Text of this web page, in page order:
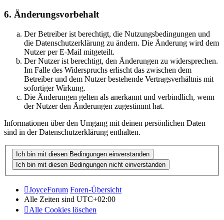
6. Änderungsvorbehalt
Der Betreiber ist berechtigt, die Nutzungsbedingungen und
die Datenschutzerklärung zu ändern. Die Änderung wird dem
Nutzer per E-Mail mitgeteilt.
Der Nutzer ist berechtigt, den Änderungen zu widersprechen.
Im Falle des Widerspruchs erlischt das zwischen dem
Betreiber und dem Nutzer bestehende Vertragsverhältnis mit
sofortiger Wirkung.
Die Änderungen gelten als anerkannt und verbindlich, wenn
der Nutzer den Änderungen zugestimmt hat.
Informationen über den Umgang mit deinen persönlichen Daten
sind in der Datenschutzerklärung enthalten.
JoyceForum Foren-Übersicht
Alle Zeiten sind UTC+02:00
Alle Cookies löschen